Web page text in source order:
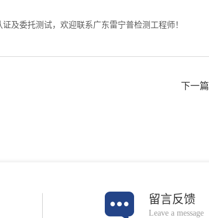
证及委托测试，欢迎联系广东雷宁普检测工程师！
下一篇
留言反馈
Leave a message